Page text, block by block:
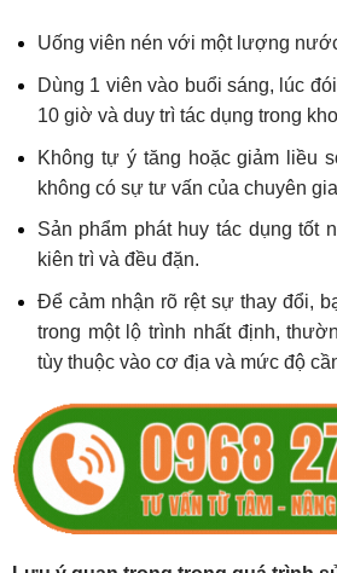
Uống viên nén với một lượng
Dùng 1 viên vào buổi sáng, lúc
10 giờ và duy trì tác dụng trong
Không tự ý tăng hoặc giảm liều
không có sự tư vấn của chuyên
Sản phẩm phát huy tác dụng tốt
kiên trì và đều đặn.
Để cảm nhận rõ rệt sự thay đổi,
trong một lộ trình nhất định,
tùy thuộc vào cơ địa và mức độ